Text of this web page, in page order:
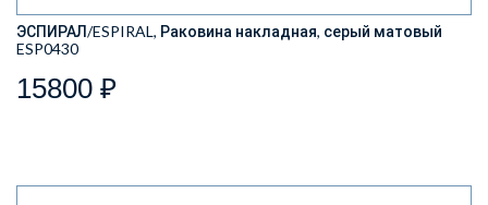
ЭСПИРАЛ/ESPIRAL, Раковина накладная, серый матовый
ESP0430
15800 ₽